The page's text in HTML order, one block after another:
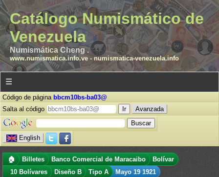
Catálogo Numismático de
Venezuela
Numismática Cheng .
www.numismatica.info.ve- numismatica-venezuela.info
☰
Código de página bbcm10bs-ba03@
Salta al código
Avanzada
English
🏠 Billetes Banco Comercial de Maracaibo
Bolívar
10 Bolívares
Diseño B Tipo A Mayo 19 1921